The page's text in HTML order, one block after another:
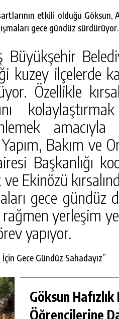
etkili olduğu
gece gündüz sürdürüyor.
Büyükşehir
kuzey ilçelerde
Özellikle
Bakım ve
Başkanlığı
Ekinözü
gece gündüz
rağmen yerleşim
yapıyor.
Gece Gündüz Sahadayız”
Göksun Hafızlık
Öğrencilerine
HABER AKIŞI
KIZ KUR’AN KURSU
GEZISI.